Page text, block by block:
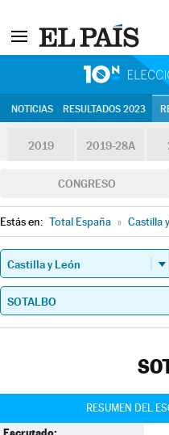
NOTICIAS RESULTADOS 2023
2019 2019-28A
CONGRESO
Estás en: Total España » Castilla
RESUMEN DEL